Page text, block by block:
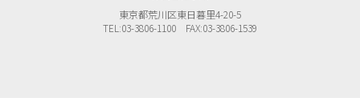
東京都荒川区東日暮里4-20-5
TEL:03-3806-1100 FAX:03-3806-1539